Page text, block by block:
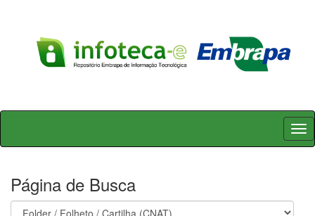
Skip
Página de Busca